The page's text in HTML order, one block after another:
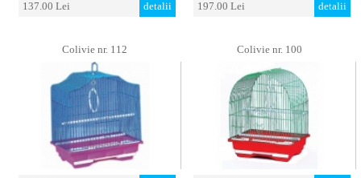
137.00 Lei detalii 197.00 Lei detalii
Colivie nr. 112 Colivie nr. 100